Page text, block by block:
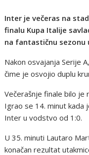
Inter je večeras na
finalu Kupa Italije
na fantastičnu sezonu
Nakon osvajanja Serije
čime je osvojio duplu
Večerašnje finale bilo je
Igrao se 14. minut kada
Inter u vodstvo od 1:0.
U 35. minuti Lautaro
konačan rezultat